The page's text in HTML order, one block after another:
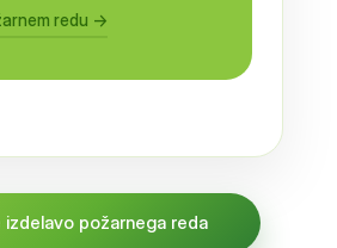
redu →
požarnega reda